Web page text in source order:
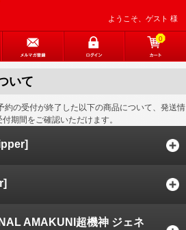
ようこそ、ゲスト 様
0
いて
の受付が終了した以下の商品について、発送情
期間をご確認いただけます。
AMAKUNI超機神 ジェネ